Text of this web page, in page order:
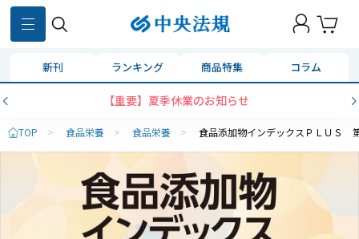
新刊 ランキング 商品特集 コラム
【重要】夏季休業のお知らせ
TOP > 食品栄養 > 食品栄養 > 食品添加物インデックスＰＬＵＳ